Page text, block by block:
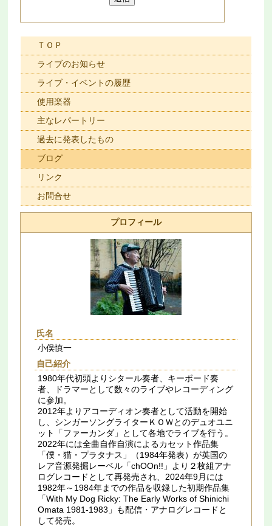
ＴＯＰ
ライブのお知らせ
ライブ・イベントの履歴
使用楽器
主なレパートリー
過去に発表したもの
ブログ
リンク
お問合せ
プロフィール
氏名
小俣慎一
自己紹介
1980年代初頭よりシタール奏者、キーボード奏
者、ドラマーとして数々のライブやレコーディング
に参加。
2012年よりアコーディオン奏者として活動を開始
し、シンガーソングライターＫＯＷとのデュオユニ
ット「ファーカンダ」として各地でライブを行う。
2022年には全曲自作自演によるカセット作品集
「僕・猫・プラタナス」（1984年発表）が英国の
レア音源発掘レーベル「chOOn!!」より２枚組アナ
ログレコードとして再発売され、2024年9月には
1982年～1984年までの作品を収録した初期作品集
「With My Dog Ricky: The Early Works of Shinichi
Omata 1981​-​1983」も配信・アナログレコードと
して発売。